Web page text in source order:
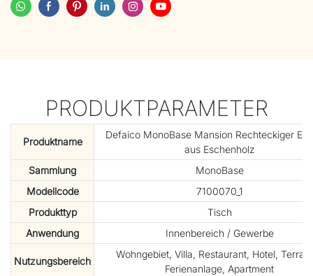
PRODUKTPARAMETER
Produktname
Defaico MonoBase Mansion Rechteckiger
aus Eschenholz
Sammlung
MonoBase
Modellcode
7100070_1
Produkttyp
Tisch
Anwendung
Innenbereich / Gewerbe
Nutzungsbereich
Wohngebiet, Villa, Restaurant, Hotel,
Ferienanlage, Apartment